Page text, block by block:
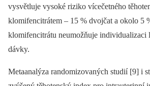
vysvětluje vysoké riziko vícečetného
klomifencitrátem –⁠ 15 % dvojčat a okolo 5
klomifencitrátu neumožňuje individualizaci
dávky.
Metaanalýza randomizovaných studií [9] i